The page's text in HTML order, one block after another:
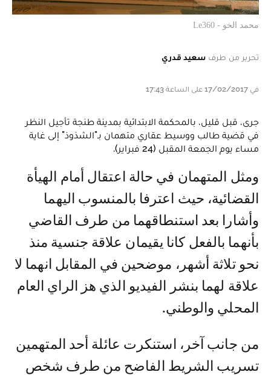
محمد الخو - Le360
تحرير من طرف سعيد قدري
في 17/02/2017 على الساعة 17:43
جرى، قبل قليل، بالمحكمة الابتدائية بمدينة طنجة تأجيل النظر
في قضية طالب ووسيط عقاري متهمان بـ"الشذوذ" إلى غاية
مساء يوم الجمعة المقبل (24 فبراير).
ومثل المتهمان في حالة اعتقال أمام الهيأة
القضائية، حيث اعترفا بالمنسوب اليهما
وأشارا بعد استنطاقهما من طرف القاضي
بأنهما بالفعل كانا يقيمان علاقة جنسية منذ
نحو تلاثة أشهر، موضحين في المقابل انهما لا
علاقة لهما بنشر الفيديو الذي هز الراي العام
المحلي والوطني.
من جانب آخر، استنكرت عائلة أحد المتهمين
تسريب الشريط الفاضح من طرف شخص